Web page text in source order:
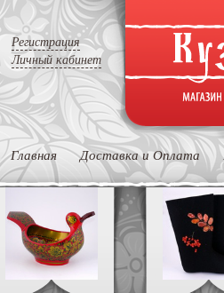
Регистрация
Личный кабинет
Главная Доставка и Оплата